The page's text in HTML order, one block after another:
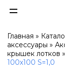
Главная »
аксессуары »
крышек лотков »
100х100 S=1,0